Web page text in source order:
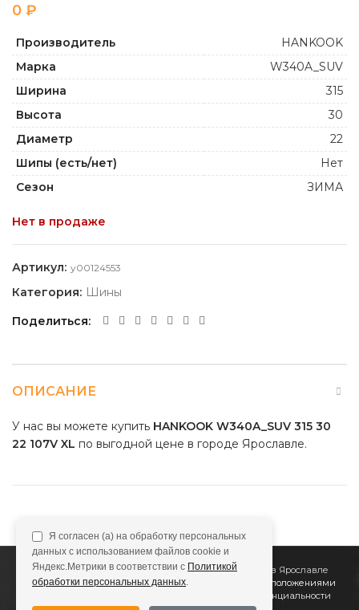
₽
Производитель
HANKOOK
Марка
W340A_SUV
Ширина
315
Высота
30
Диаметр
22
Шипы (есть/нет)
Нет
Сезон
ЗИМА
Нет в продаже
Артикул: y00124553
Категория: Шины
Поделиться
ОПИСАНИЕ
У нас вы можете купить HANKOOK W340A_SUV 315 30
22 107V XL по выгодной цене в городе Ярославле.
2011Все Колёса Интернет-магазин шин и дисков в Ярославле
Сайт не является публичной офертой, определяемой положениями
Политике конфиденциальности
Я согласен (а) на обработку персональных
данных с использованием файлов cookie и
Яндекс.Метрики в соответствии с Политикой
обработки персональных данных.